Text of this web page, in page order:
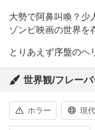
大勢で阿鼻叫喚？少
ゾンビ映画の世界を
とりあえず序盤のヘ
世界観/フレー
ホラー 現代